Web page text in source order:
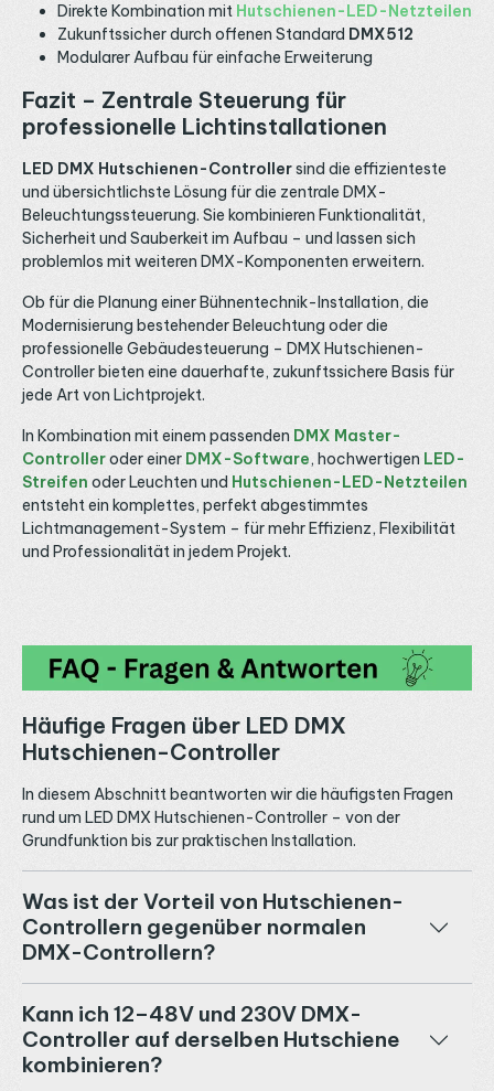
Direkte Kombination mit Hutschienen-LED-Netzteilen
Zukunftssicher durch offenen Standard DMX512
Modularer Aufbau für einfache Erweiterung
Fazit – Zentrale Steuerung für
professionelle Lichtinstallationen
LED DMX Hutschienen-Controllersind die effizienteste
und übersichtlichste Lösung für die zentrale DMX-
Beleuchtungssteuerung. Sie kombinieren Funktionalität,
Sicherheit und Sauberkeit im Aufbau – und lassen sich
problemlos mit weiteren DMX-Komponenten erweitern.
Ob für die Planung einer Bühnentechnik-Installation, die
Modernisierung bestehender Beleuchtung oder die
professionelle Gebäudesteuerung – DMX Hutschienen-
Controller bieten eine dauerhafte, zukunftssichere Basis für
jede Art von Lichtprojekt.
In Kombination mit einem passenden DMX Master-
Controlleroder einer DMX-Software, hochwertigen LED-
Streifen oder Leuchten und Hutschienen-LED-Netzteilen
entsteht ein komplettes, perfekt abgestimmtes
Lichtmanagement-System – für mehr Effizienz, Flexibilität
und Professionalität in jedem Projekt.
Häufige Fragen über LED DMX
Hutschienen-Controller
In diesem Abschnitt beantworten wir die häufigsten Fragen
rund um LED DMX Hutschienen-Controller – von der
Grundfunktion bis zur praktischen Installation.
Was ist der Vorteil von Hutschienen-
Controllern gegenüber normalen
DMX-Controllern?
Kann ich 12–48V und 230V DMX-
Controller auf derselben Hutschiene
kombinieren?